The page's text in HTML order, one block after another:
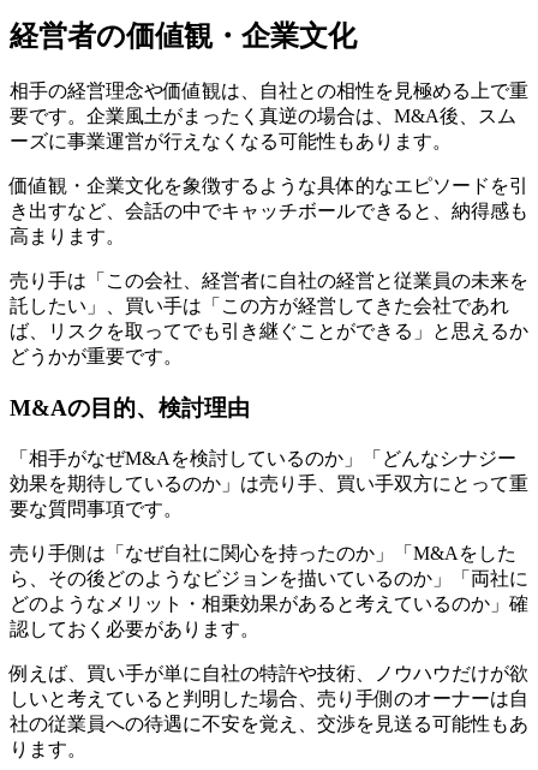
経営者の価値観・企業文化
相手の経営理念や価値観は、自社との相性を見極める上で重
要です。企業風土がまったく真逆の場合は、M&A後、スム
ーズに事業運営が行えなくなる可能性もあります。
価値観・企業文化を象徴するような具体的なエピソードを引
き出すなど、会話の中でキャッチボールできると、納得感も
高まります。
売り手は「この会社、経営者に自社の経営と従業員の未来を
託したい」、買い手は「この方が経営してきた会社であれ
ば、リスクを取ってでも引き継ぐことができる」と思えるか
どうかが重要です。
M&Aの目的、検討理由
「相手がなぜM&Aを検討しているのか」「どんなシナジー
効果を期待しているのか」は売り手、買い手双方にとって重
要な質問事項です。
売り手側は「なぜ自社に関心を持ったのか」「M&Aをした
ら、その後どのようなビジョンを描いているのか」「両社に
どのようなメリット・相乗効果があると考えているのか」確
認しておく必要があります。
例えば、買い手が単に自社の特許や技術、ノウハウだけが欲
しいと考えていると判明した場合、売り手側のオーナーは自
社の従業員への待遇に不安を覚え、交渉を見送る可能性もあ
ります。